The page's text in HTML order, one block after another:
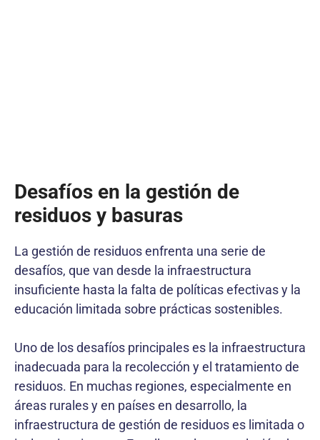
Desafíos en la gestión de
residuos y basuras
La gestión de residuos enfrenta una serie de
desafíos, que van desde la infraestructura
insuficiente hasta la falta de políticas efectivas y la
educación limitada sobre prácticas sostenibles.
Uno de los desafíos principales es la infraestructura
inadecuada para la recolección y el tratamiento de
residuos. En muchas regiones, especialmente en
áreas rurales y en países en desarrollo, la
infraestructura de gestión de residuos es limitada o